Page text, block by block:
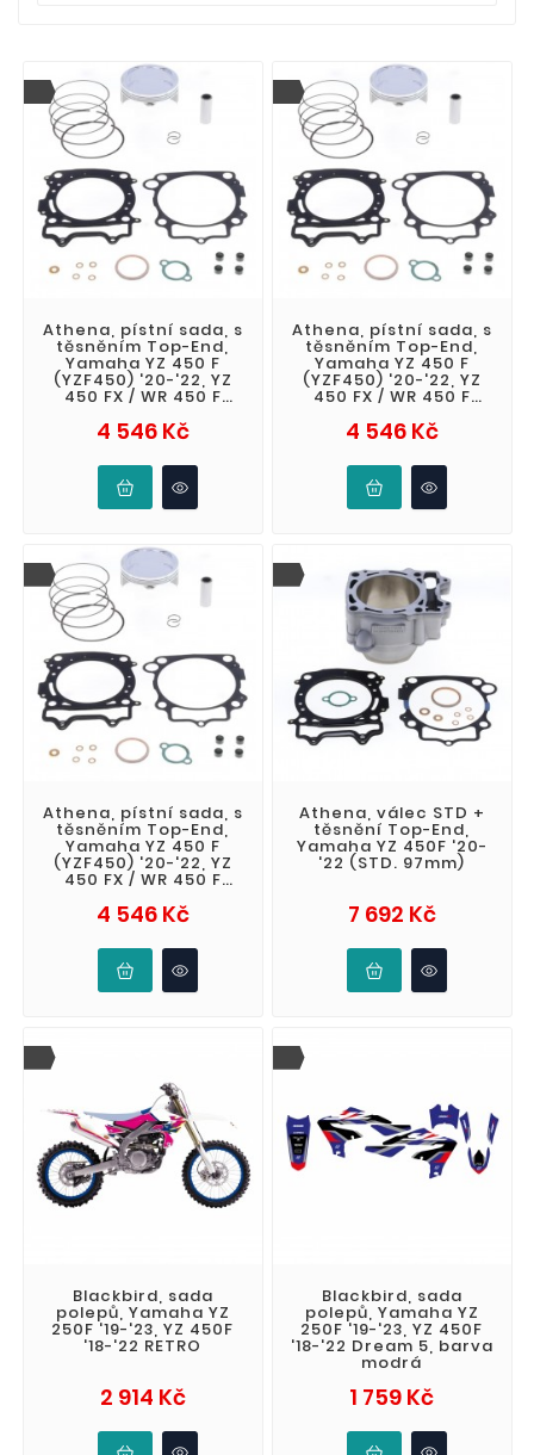
Athena, pístní sada, s
těsněním Top-End,
Yamaha YZ 450 F
(YZF450) '20-'22, YZ
450 FX / WR 450 F
XEF 450 '
4 546 KčCena
Athena, pístní sada, s
těsněním Top-End,
Yamaha YZ 450 F
(YZF450) '20-'22, YZ
450 FX / WR 450 F
XEF 450 '
4 546 KčCena
Athena, pístní sada, s
těsněním Top-End,
Yamaha YZ 450 F
(YZF450) '20-'22, YZ
450 FX / WR 450 F
XEF 450 '
4 546 KčCena
Athena, válec STD +
těsnění Top-End,
Yamaha YZ 450F '20-
'22 (STD. 97mm)
7 692 KčCena
Blackbird, sada
polepů, Yamaha YZ
250F '19-'23, YZ 450F
'18-'22 RETRO
2 914 KčCena
Blackbird, sada
polepů, Yamaha YZ
250F '19-'23, YZ 450F
'18-'22 Dream 5, barva
modrá
1 759 KčCena